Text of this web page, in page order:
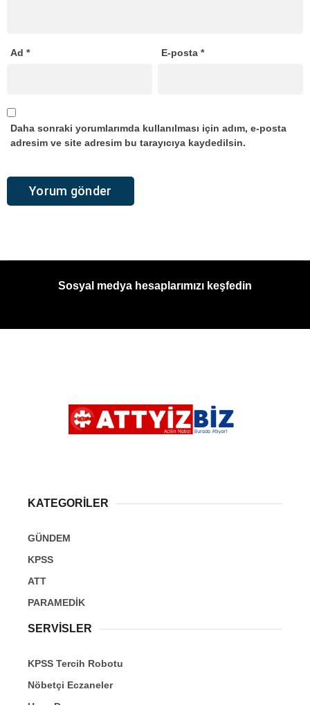
Ad * E-posta*
Daha sonraki yorumlarımda kullanılması için adım, e-posta
adresim ve site adresim bu tarayıcıya kaydedilsin.
Sosyal medya hesaplarımızı keşfedin
KATEGORİLER
GÜNDEM
KPSS
ATT
PARAMEDİK
SERVİSLER
KPSS Tercih Robotu
Nöbetçi Eczaneler